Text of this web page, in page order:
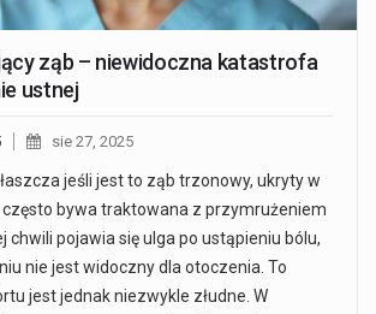
ząb – niewidoczna katastrofa
ustnej
sie 27, 2025
jeśli jest to ząb trzonowy, ukryty w
często bywa traktowana z przymrużeniem
chwili pojawia się ulga po ustąpieniu bólu,
nie jest widoczny dla otoczenia. To
jest jednak niezwykle złudne. W